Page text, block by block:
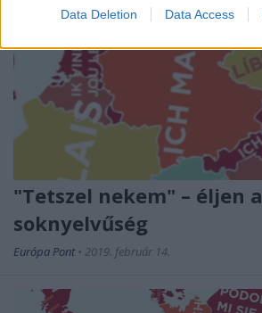
Data Deletion Data Access
"Tetszel nekem" – éljen a
soknyelvűség
Európa Pont • 2019. február 14.